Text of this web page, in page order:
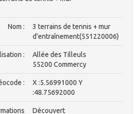
Nom :
3 terrains de tennis + mur
d'entraînement(551220006)
:
Allée des Tilleuls
55200 Commercy
:
X :5.56991000 Y
:48.75692000
Découvert